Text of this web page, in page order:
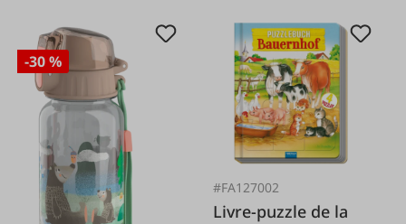
-30 %
#FA127002
Livre-puzzle de la